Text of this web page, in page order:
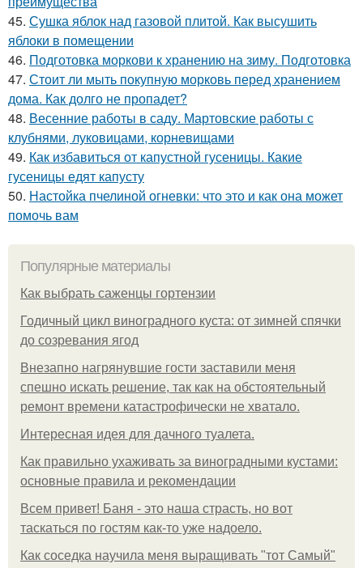
45. Сушка яблок над газовой плитой. Как высушить
яблоки в помещении
46. Подготовка моркови к хранению на зиму. Подготовка
47. Стоит ли мыть покупную морковь перед хранением
дома. Как долго не пропадет?
48. Весенние работы в саду. Мартовские работы с
клубнями, луковицами, корневищами
49. Как избавиться от капустной гусеницы. Какие
гусеницы едят капусту
50. Настойка пчелиной огневки: что это и как она может
помочь вам
Популярные материалы
Как выбрать саженцы гортензии
Годичный цикл виноградного куста: от зимней спячки
до созревания ягод
Внезапно нагрянувшие гости заставили меня
спешно искать решение, так как на обстоятельный
ремонт времени катастрофически не хватало.
Интересная идея для дачного туалета.
Как правильно ухаживать за виноградными кустами:
основные правила и рекомендации
Всем привет! Баня - это наша страсть, но вот
таскаться по гостям как-то уже надоело.
Как соседка научила меня выращивать "тот Самый"